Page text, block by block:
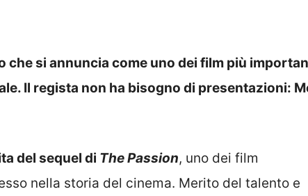
che si annuncia come uno dei film più
Il regista non ha bisogno di presentazioni:
del sequel di The Passion, uno dei film
nella storia del cinema. Merito del talento e